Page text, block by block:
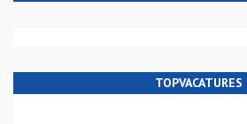
TOPVACATURES